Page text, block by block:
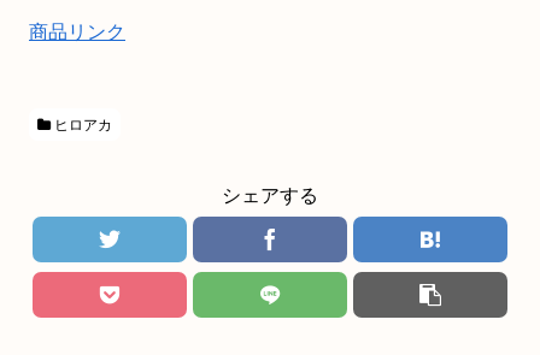
商品リンク
ヒロアカ
シェアする